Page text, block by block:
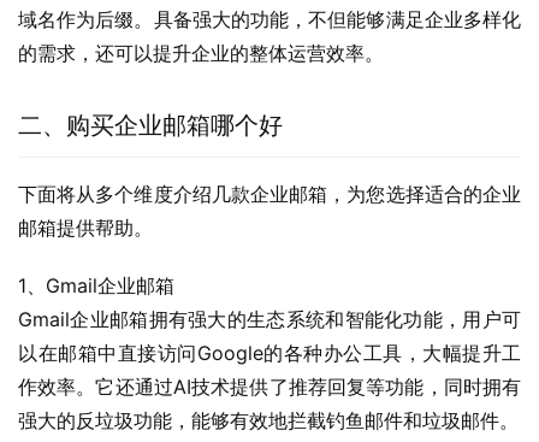
域名作为后缀。具备强大的功能，不但能够满足企业多样化
的需求，还可以提升企业的整体运营效率。
二、购买企业邮箱哪个好
下面将从多个维度介绍几款企业邮箱，为您选择适合的企业
邮箱提供帮助。
1、Gmail企业邮箱
Gmail企业邮箱拥有强大的生态系统和智能化功能，用户可
以在邮箱中直接访问Google的各种办公工具，大幅提升工
作效率。它还通过AI技术提供了推荐回复等功能，同时拥有
强大的反垃圾功能，能够有效地拦截钓鱼邮件和垃圾邮件。